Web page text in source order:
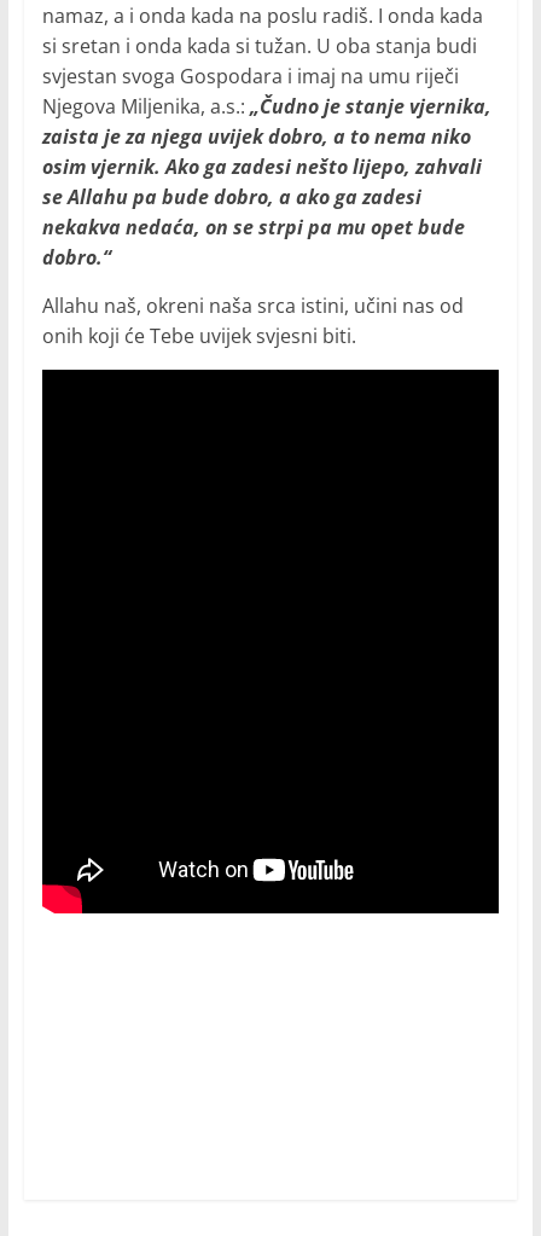
namaz, a i onda kada na poslu radiš. I onda kada
si sretan i onda kada si tužan. U oba stanja budi
svjestan svoga Gospodara i imaj na umu riječi
Njegova Miljenika, a.s.: „Čudno je stanje vjernika,
zaista je za njega uvijek dobro, a to nema niko
osim vjernik. Ako ga zadesi nešto lijepo, zahvali
se Allahu pa bude dobro, a ako ga zadesi
nekakva nedaća, on se strpi pa mu opet bude
dobro.“
Allahu naš, okreni naša srca istini, učini nas od
onih koji će Tebe uvijek svjesni biti.